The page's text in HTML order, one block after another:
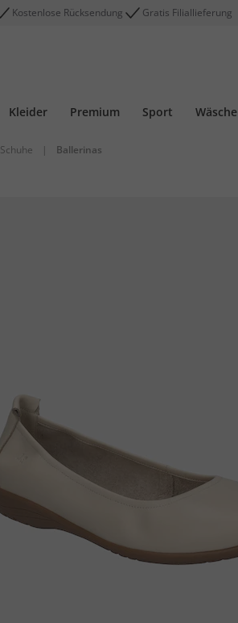
Kostenlose Rücksendung Gratis Filiallieferung
Kleider Premium Sport Wäsche
Schuhe | Ballerinas